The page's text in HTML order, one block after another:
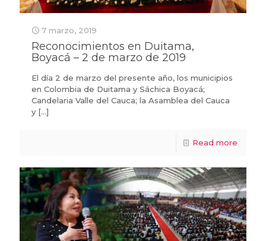
7 marzo, 2019
Reconocimientos en Duitama,
Boyacá – 2 de marzo de 2019
El día 2 de marzo del presente año, los municipios
en Colombia de Duitama y Sáchica Boyacá;
Candelaria Valle del Cauca; la Asamblea del Cauca
y […]
Read more